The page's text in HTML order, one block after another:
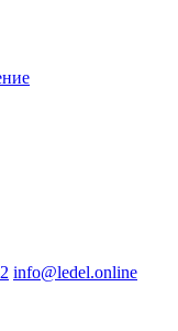
info@ledel.online